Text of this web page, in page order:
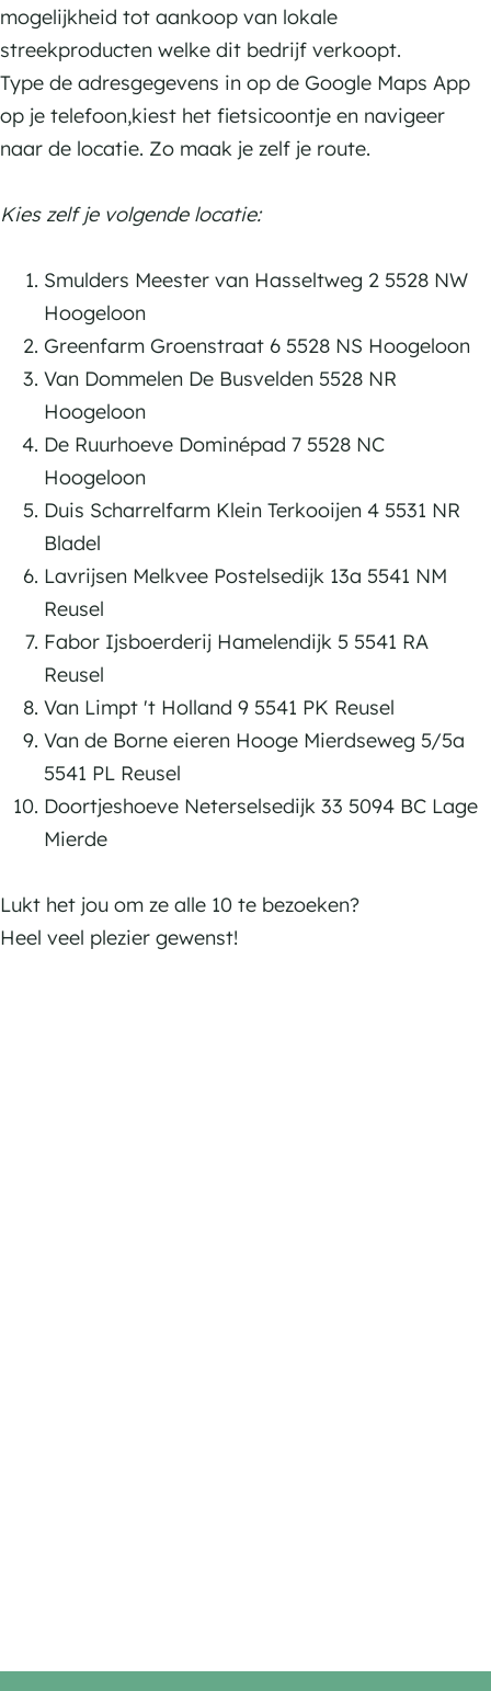
mogelijkheid tot aankoop van lokale
streekproducten welke dit bedrijf verkoopt.
Type de adresgegevens in op de Google Maps App
op je telefoon,kiest het fietsicoontje en navigeer
naar de locatie. Zo maak je zelf je route.
Kies zelf je volgende locatie:
Smulders Meester van Hasseltweg 2 5528 NW
Hoogeloon
Greenfarm Groenstraat 6 5528 NS Hoogeloon
Van Dommelen De Busvelden 5528 NR
Hoogeloon
De Ruurhoeve Dominépad 7 5528 NC
Hoogeloon
Duis Scharrelfarm Klein Terkooijen 4 5531 NR
Bladel
Lavrijsen Melkvee Postelsedijk 13a 5541 NM
Reusel
Fabor Ijsboerderij Hamelendijk 5 5541 RA
Reusel
Van Limpt 't Holland 9 5541 PK Reusel
Van de Borne eieren Hooge Mierdseweg 5/5a
5541 PL Reusel
Doortjeshoeve Neterselsedijk 33 5094 BC Lage
Mierde
Lukt het jou om ze alle 10 te bezoeken?
Heel veel plezier gewenst!